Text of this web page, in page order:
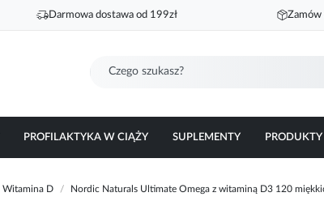
Darmowa dostawa od 199zł Zamów
PROFILAKTYKA W CIĄŻY SUPLEMENTY PRODUKTY
Witamina D Nordic Naturals Ultimate Omega z witaminą D3 120